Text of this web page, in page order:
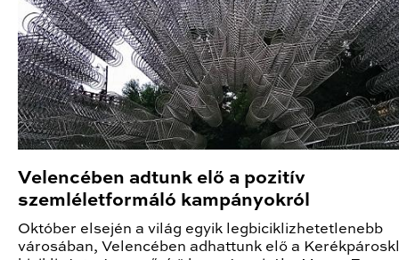
Velencében adtunk elő a pozitív
szemléletformáló kampányokról
Október elsején a világ egyik legbiciklizhetetlenebb
városában, Velencében adhattunk elő a